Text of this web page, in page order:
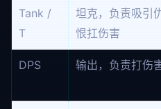
Tank /
T
坦克，负责吸引
恨扛伤害
DPS 输出，负责打伤